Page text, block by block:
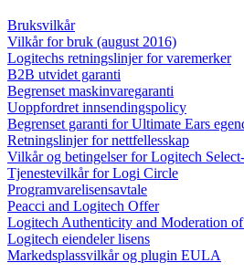
Bruksvilkår
Vilkår for bruk (august 2016)
Logitechs retningslinjer for varemerker
B2B utvidet garanti
Begrenset maskinvaregaranti
Uoppfordret innsendingspolicy
Begrenset garanti for Ultimate Ears
Retningslinjer for nettfellesskap
Vilkår og betingelser for Logitech
Tjenestevilkår for Logi Circle
Programvarelisensavtale
Peacci and Logitech Offer
Logitech Authenticity and Moderation
Logitech eiendeler lisens
Markedsplassvilkår og plugin EULA